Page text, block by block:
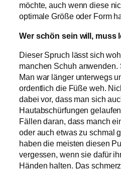
möchte, auch wenn diese
optimale Größe oder Form
Wer schön sein will, muss
Dieser Spruch lässt sich
manchen Schuh anwenden.
Man war länger unterwegs
ordentlich die Füße weh.
dabei vor, dass man sich
Hautabschürfungen
Fällen daran, dass manch
oder auch etwas zu schmal
haben die meisten diesen
vergessen, wenn sie dafür
Händen halten. Das